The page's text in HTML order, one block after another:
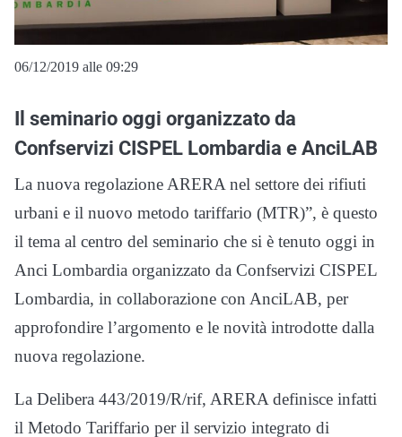
06/12/2019 alle 09:29
Il seminario oggi organizzato da
Confservizi CISPEL Lombardia e AnciLAB
La nuova regolazione ARERA nel settore dei rifiuti
urbani e il nuovo metodo tariffario (MTR)”, è questo
il tema al centro del seminario che si è tenuto oggi in
Anci Lombardia organizzato da Confservizi CISPEL
Lombardia, in collaborazione con AnciLAB, per
approfondire l’argomento e le novità introdotte dalla
nuova regolazione.
La Delibera 443/2019/R/rif, ARERA definisce infatti
il Metodo Tariffario per il servizio integrato di